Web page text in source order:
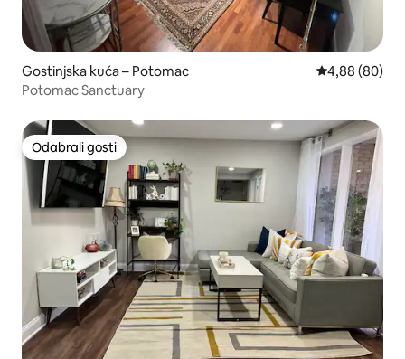
Gostinjska kuća – Potomac Prosječna
4,88 (80)
Potomac Sanctuary
Odabrali gosti
Odabrali gosti